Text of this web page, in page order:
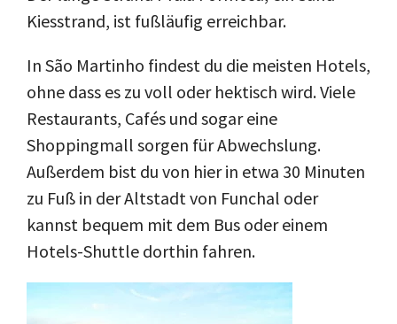
Kiesstrand, ist fußläufig erreichbar.
In São Martinho findest du die meisten Hotels,
ohne dass es zu voll oder hektisch wird. Viele
Restaurants, Cafés und sogar eine
Shoppingmall sorgen für Abwechslung.
Außerdem bist du von hier in etwa 30 Minuten
zu Fuß in der Altstadt von Funchal oder
kannst bequem mit dem Bus oder einem
Hotels-Shuttle dorthin fahren.